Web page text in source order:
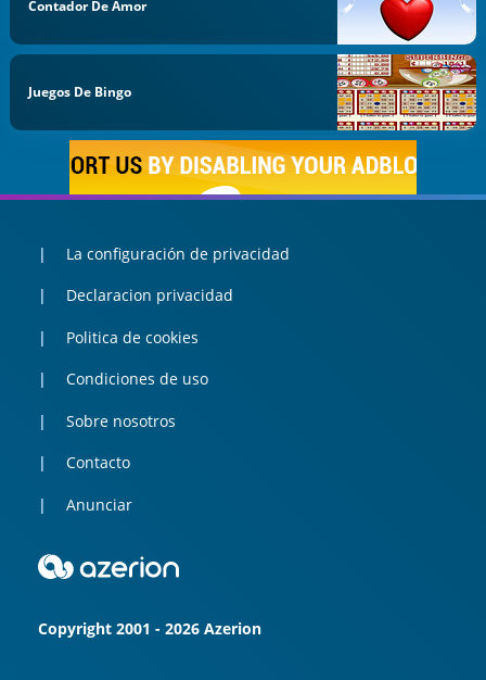
Contador De Amor
Juegos De Bingo
La configuración de privacidad
Declaracion privacidad
Politica de cookies
Condiciones de uso
Sobre nosotros
Contacto
Anunciar
Copyright 2001 - 2026 Azerion